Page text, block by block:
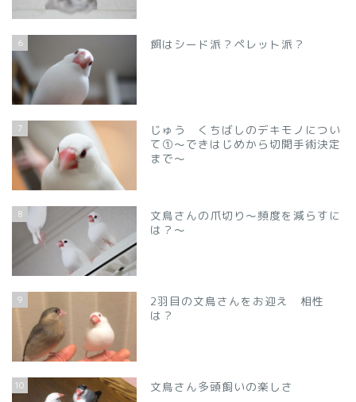
6 餌はシード派？ペレット派？
7
じゅう くちばしのデキモノについ
て①～できはじめから切開手術決定
まで～
8
文鳥さんの爪切り～頻度を減らすに
は？～
9
2羽目の文鳥さんをお迎え 相性
は？
10 文鳥さん多頭飼いの楽しさ